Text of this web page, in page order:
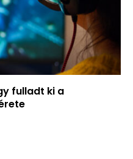
fulladt ki a